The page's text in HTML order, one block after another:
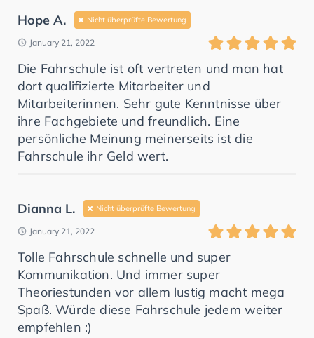
Hope A. Nicht überprüfte Bewertung
January 21, 2022
Die Fahrschule ist oft vertreten und man hat
dort qualifizierte Mitarbeiter und
Mitarbeiterinnen. Sehr gute Kenntnisse über
ihre Fachgebiete und freundlich. Eine
persönliche Meinung meinerseits ist die
Fahrschule ihr Geld wert.
Dianna L. Nicht überprüfte Bewertung
January 21, 2022
Tolle Fahrschule schnelle und super
Kommunikation. Und immer super
Theoriestunden vor allem lustig macht mega
Spaß. Würde diese Fahrschule jedem weiter
empfehlen :)